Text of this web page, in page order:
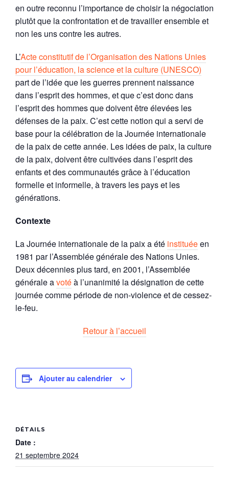
en outre reconnu l’importance de choisir la négociation
plutôt que la confrontation et de travailler ensemble et
non les uns contre les autres.
L’Acte constitutif de l’Organisation des Nations Unies
pour l’éducation, la science et la culture (UNESCO)
part de l’idée que les guerres prennent naissance
dans l’esprit des hommes, et que c’est donc dans
l’esprit des hommes que doivent être élevées les
défenses de la paix. C’est cette notion qui a servi de
base pour la célébration de la Journée internationale
de la paix de cette année. Les idées de paix, la culture
de la paix, doivent être cultivées dans l’esprit des
enfants et des communautés grâce à l’éducation
formelle et informelle, à travers les pays et les
générations.
Contexte
La Journée internationale de la paix a été instituéeen
1981 par l’Assemblée générale des Nations Unies.
Deux décennies plus tard, en 2001, l’Assemblée
générale avotéà l’unanimité la désignation de cette
journée comme période de non-violence et de cessez-
le-feu.
Retour à l’accueil
Ajouter au calendrier
DÉTAILS
Date :
21 septembre 2024